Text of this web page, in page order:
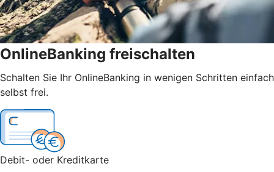
OnlineBanking freischalten
Schalten Sie Ihr OnlineBanking in wenigen Schritten einfach
selbst frei.
Debit- oder Kreditkarte